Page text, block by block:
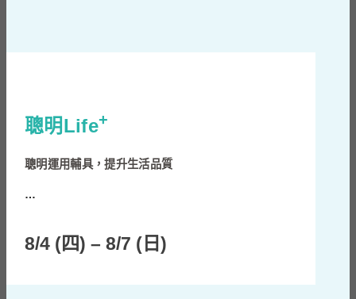
聰明Life+
聰明運用輔具，提升生活品質
…
8/4 (四) – 8/7 (日)